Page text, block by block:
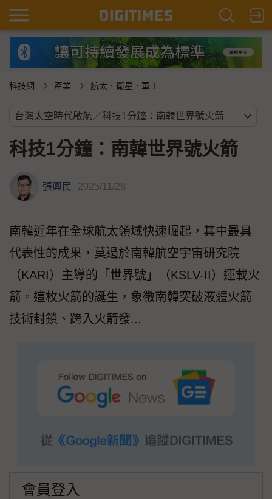
科技網 產業 航太．衛星．軍工
科技1分鐘：南韓世界號火箭
張興民 2025/11/28
南韓近年在全球航太領域快速崛起，其中最具
代表性的成果，莫過於南韓航空宇宙研究院
（KARI）主導的「世界號」（KSLV-II）運載火
箭。這枚火箭的誕生，象徵南韓突破液體火箭
技術封鎖、跨入火箭發...
會員登入